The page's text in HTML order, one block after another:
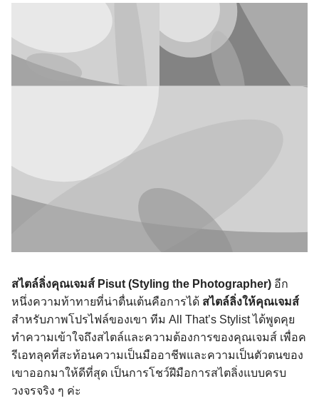
สไตล์ลิ่งคุณเจมส์ Pisut (Styling the Photographer) อีก
หนึ่งความท้าทายที่น่าตื่นเต้นคือการได้ สไตล์ลิ่งให้คุณเจมส์
สำหรับภาพโปรไฟล์ของเขา ทีม All That’s Stylist ได้พูดคุย
ทำความเข้าใจถึงสไตล์และความต้องการของคุณเจมส์ เพื่อค
รีเอทลุคที่สะท้อนความเป็นมืออาชีพและความเป็นตัวตนของ
เขาออกมาให้ดีที่สุด เป็นการโชว์ฝีมือการสไตลิ่งแบบครบ
วงจรจริง ๆ ค่ะ